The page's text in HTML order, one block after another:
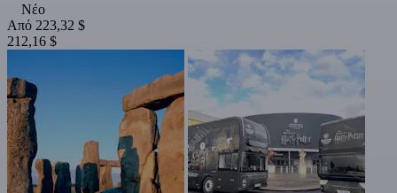
Νέο
Από 223,32 $
212,16 $